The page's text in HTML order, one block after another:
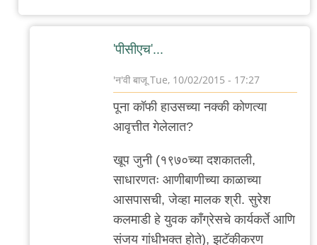
by
'पीसीएच'...
'न'वी बाजूTue, 10/02/2015 - 17:27
In
reply
मी
गेलेलो
काही
वेळा.
पण
पूना कॉफी हाउसच्या नक्की कोणत्या
आवृत्तीत गेलेलात?
खूप जुनी (१९७०च्या दशकातली,
साधारणतः आणीबाणीच्या काळाच्या
आसपासची, जेव्हा मालक श्री. सुरेश
कलमाडी हे युवक काँग्रेसचे कार्यकर्ते आणि
संजय गांधीभक्त होते), झटॅकीकरण